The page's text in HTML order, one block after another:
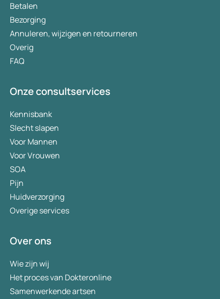
Betalen
Bezorging
Annuleren, wijzigen en retourneren
Overig
FAQ
Onze consultservices
Kennisbank
Slecht slapen
Voor Mannen
Voor Vrouwen
SOA
Pijn
Huidverzorging
Overige services
Over ons
Wie zijn wij
Het proces van Dokteronline
Samenwerkende artsen